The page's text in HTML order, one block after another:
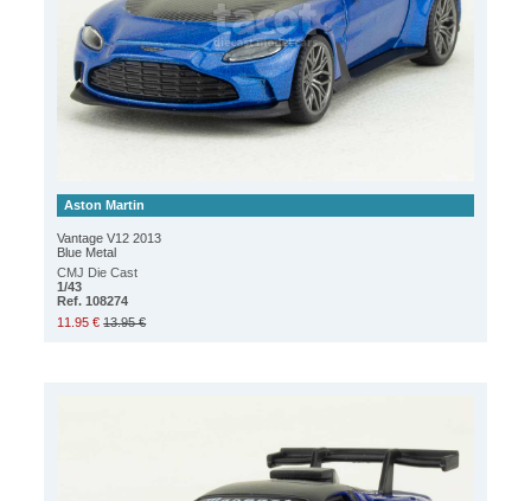
Aston Martin
Vantage V12 2013
Blue Metal
CMJ Die Cast
1/43
Ref. 108274
11.95 € 13.95 €